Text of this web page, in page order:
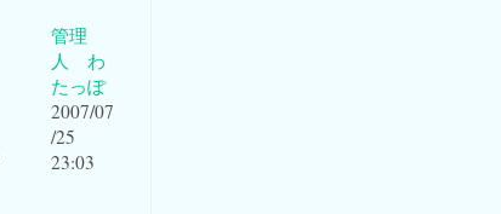
管理
人 わ
たっぽ
2007/07
/25
23:03